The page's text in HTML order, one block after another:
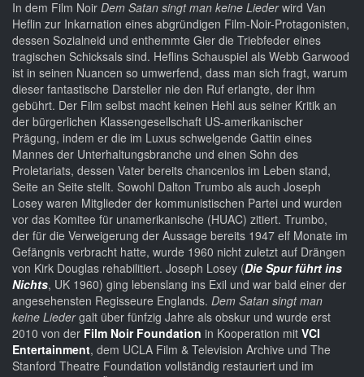
In dem Film Noir Dem Satan singt man keine Liederwird Van
Heflin zur Inkarnation eines abgründigen Film-Noir-Protagonisten,
dessen Sozialneid und enthemmte Gier die Triebfeder eines
tragischen Schicksals sind. Heflins Schauspiel als Webb Garwood
ist in seinen Nuancen so umwerfend, dass man sich fragt, warum
dieser fantastische Darsteller nie den Ruf erlangte, der ihm
gebührt. Der Film selbst macht keinen Hehl aus seiner Kritik an
der bürgerlichen Klassengesellschaft US-amerikanischer
Prägung, indem er die im Luxus schwelgende Gattin eines
Mannes der Unterhaltungsbranche und einen Sohn des
Proletariats, dessen Vater bereits chancenlos im Leben stand,
Seite an Seite stellt. Sowohl Dalton Trumbo als auch Joseph
Losey waren Mitglieder der kommunistischen Partei und wurden
vor das Komitee für unamerikanische (HUAC) zitiert. Trumbo,
der für die Verweigerung der Aussage bereits 1947 elf Monate im
Gefängnis verbracht hatte, wurde 1960 nicht zuletzt auf Drängen
von Kirk Douglas rehabilitiert. Joseph Losey (Die Spur führt ins
Nichts, UK 1960) ging lebenslang ins Exil und war bald einer der
angesehensten Regisseure Englands. Dem Satan singt man
keine Liedergalt über fünfzig Jahre als obskur und wurde erst
2010 von der Film Noir Foundation in Kooperation mit VCI
Entertainment, dem UCLA Film & Television Archive und The
Stanford Theatre Foundation vollständig restauriert und im